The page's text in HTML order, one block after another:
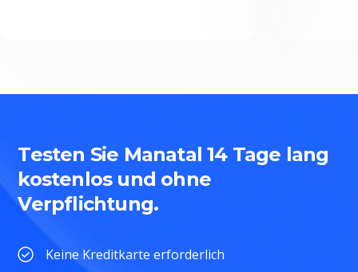
Testen Sie Manatal 14 Tage lang
kostenlos und ohne
Verpflichtung.
Keine Kreditkarte erforderlich